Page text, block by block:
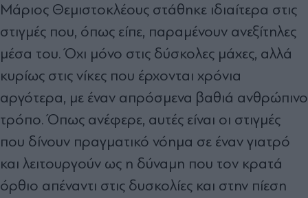
Μάριος Θεμιστοκλέους στάθηκε ιδιαίτερα στις
στιγμές που, όπως είπε, παραμένουν ανεξίτηλες
μέσα του. Όχι μόνο στις δύσκολες μάχες, αλλά
κυρίως στις νίκες που έρχονται χρόνια
αργότερα, με έναν απρόσμενα βαθιά ανθρώπινο
τρόπο. Όπως ανέφερε, αυτές είναι οι στιγμές
που δίνουν πραγματικό νόημα σε έναν γιατρό
και λειτουργούν ως η δύναμη που τον κρατά
όρθιο απέναντι στις δυσκολίες και στην πίεση